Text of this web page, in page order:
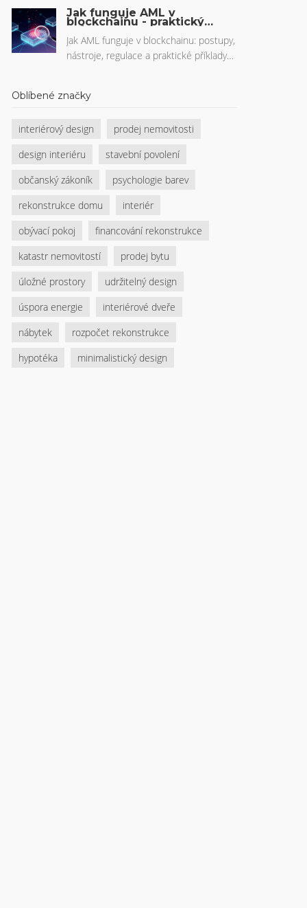
přesvědčí kupce, a proč investice do
cenu o až 7 %.
Jak funguje AML v
blockchainu - praktický
průvodce
Jak AML funguje v blockchainu: postupy,
nástroje, regulace a praktické příklady
Oblíbené značky
interiérový design
prodej nemovitosti
design interiéru
stavební povolení
občanský zákoník
psychologie barev
rekonstrukce domu
interiér
obývací pokoj
financování rekonstrukce
katastr nemovitostí
prodej bytu
úložné prostory
udržitelný design
úspora energie
interiérové dveře
nábytek
rozpočet rekonstrukce
hypotéka
minimalistický design